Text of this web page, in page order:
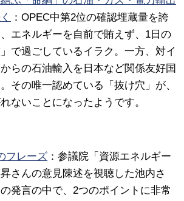
： OPEC中第2位の確認埋蔵量を誇
エネルギーを自前で賄えず、1日の
で過ごしているイラク。一方、対イ
らの石油輸入を日本など関係友好国
その唯一認めている「抜け穴」が、
ないことになったようです。
フレーズ ： 参議院「資源エネルギー
さんの意見陳述を視聴した池内さ
発言の中で、2つのポイントに非常